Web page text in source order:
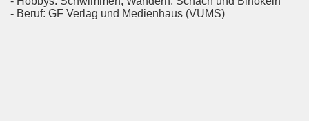
- Beruf: GF Verlag und Medienhaus (VUMS)